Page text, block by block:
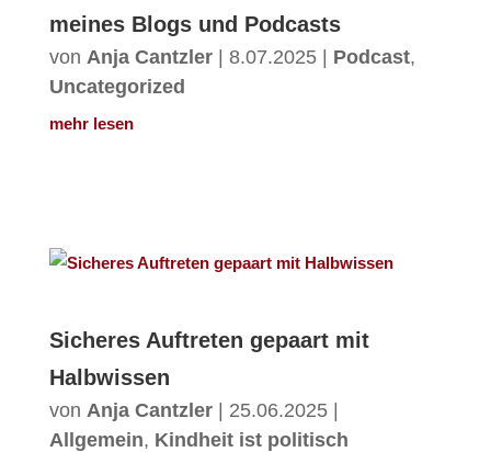
meines Blogs und Podcasts
von Anja Cantzler| 8.07.2025| Podcast,
Uncategorized
mehr lesen
Sicheres Auftreten gepaart mit
Halbwissen
von Anja Cantzler| 25.06.2025|
Allgemein, Kindheit ist politisch